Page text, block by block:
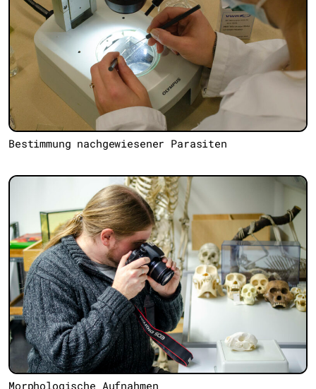
Bestimmung nachgewiesener Parasiten
Morphologische Aufnahmen